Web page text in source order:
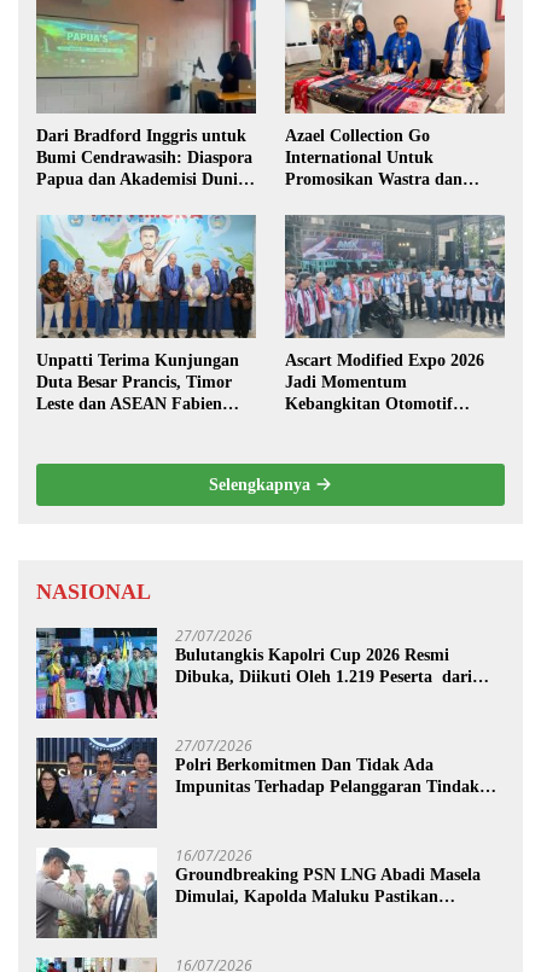
Dari Bradford Inggris untuk
Bumi Cendrawasih: Diaspora
Papua dan Akademisi Dunia
Indonesia Emas 2045
Azael Collection Go
International Untuk
Promosikan Wastra dan
Darwin Fusion ASEAN 2026
Unpatti Terima Kunjungan
Duta Besar Prancis, Timor
Leste dan ASEAN Fabien
Ascart Modified Expo 2026
Jadi Momentum
Kebangkitan Otomotif
Selengkapnya
NASIONAL
27/07/2026
Bulutangkis Kapolri Cup 2026 Resmi
Dibuka, Diikuti Oleh 1.219 Peserta dari
27/07/2026
Polri Berkomitmen Dan Tidak Ada
Impunitas Terhadap Pelanggaran Tindak
16/07/2026
Groundbreaking PSN LNG Abadi Masela
Dimulai, Kapolda Maluku Pastikan
16/07/2026